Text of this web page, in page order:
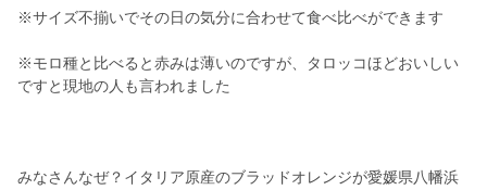
※サイズ不揃いでその日の気分に合わせて食べ比べができます
※モロ種と比べると赤みは薄いのですが、タロッコほどおいしい
ですと現地の人も言われました
みなさんなぜ？イタリア原産のブラッドオレンジが愛媛県八幡浜